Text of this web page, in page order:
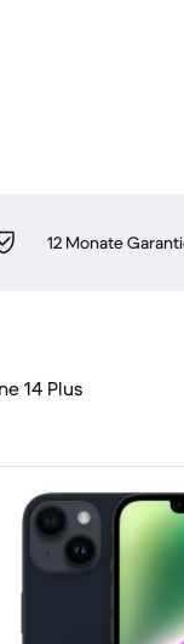
12 Monate
14 Plus